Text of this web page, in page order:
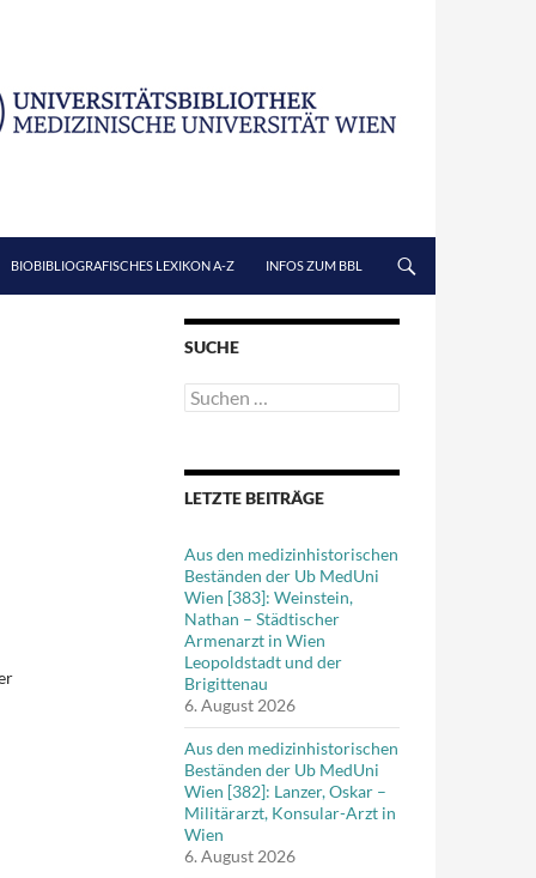
BIOBIBLIOGRAFISCHES LEXIKON A-Z INFOS ZUM BBL
SUCHE
Suchen
nach:
LETZTE BEITRÄGE
Aus den medizinhistorischen
Beständen der Ub MedUni
Wien [383]: Weinstein,
Nathan – Städtischer
Armenarzt in Wien
Leopoldstadt und der
Brigittenau
6. August 2026
Aus den medizinhistorischen
Beständen der Ub MedUni
Wien [382]: Lanzer, Oskar –
Militärarzt, Konsular-Arzt in
Wien
6. August 2026